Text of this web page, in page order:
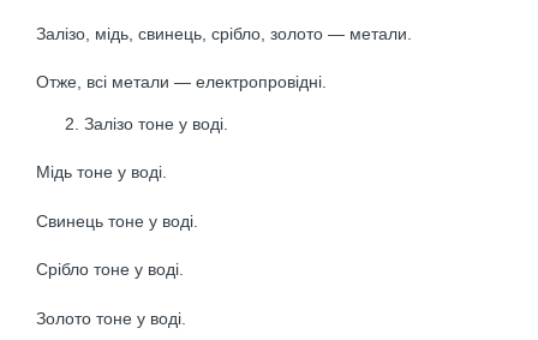
Залізо, мідь, свинець, срібло, золото — метали.
Отже, всі метали — електропровідні.
Залізо тоне у воді.
Мідь тоне у воді.
Свинець тоне у воді.
Срібло тоне у воді.
Золото тоне у воді.